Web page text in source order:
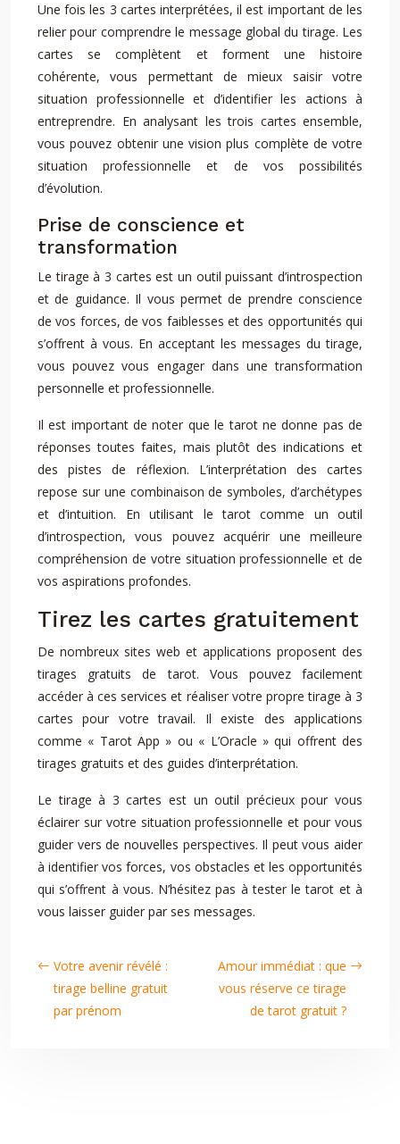
Une fois les 3 cartes interprétées, il est important de les
relier pour comprendre le message global du tirage. Les
cartes se complètent et forment une histoire
cohérente, vous permettant de mieux saisir votre
situation professionnelle et d’identifier les actions à
entreprendre. En analysant les trois cartes ensemble,
vous pouvez obtenir une vision plus complète de votre
situation professionnelle et de vos possibilités
d’évolution.
Prise de conscience et
transformation
Le tirage à 3 cartes est un outil puissant d’introspection
et de guidance. Il vous permet de prendre conscience
de vos forces, de vos faiblesses et des opportunités qui
s’offrent à vous. En acceptant les messages du tirage,
vous pouvez vous engager dans une transformation
personnelle et professionnelle.
Il est important de noter que le tarot ne donne pas de
réponses toutes faites, mais plutôt des indications et
des pistes de réflexion. L’interprétation des cartes
repose sur une combinaison de symboles, d’archétypes
et d’intuition. En utilisant le tarot comme un outil
d’introspection, vous pouvez acquérir une meilleure
compréhension de votre situation professionnelle et de
vos aspirations profondes.
Tirez les cartes gratuitement
De nombreux sites web et applications proposent des
tirages gratuits de tarot. Vous pouvez facilement
accéder à ces services et réaliser votre propre tirage à 3
cartes pour votre travail. Il existe des applications
comme « Tarot App » ou « L’Oracle » qui offrent des
tirages gratuits et des guides d’interprétation.
Le tirage à 3 cartes est un outil précieux pour vous
éclairer sur votre situation professionnelle et pour vous
guider vers de nouvelles perspectives. Il peut vous aider
à identifier vos forces, vos obstacles et les opportunités
qui s’offrent à vous. N’hésitez pas à tester le tarot et à
vous laisser guider par ses messages.
Votre avenir révélé :
tirage belline gratuit
par prénom
Amour immédiat : que
vous réserve ce tirage
de tarot gratuit ?